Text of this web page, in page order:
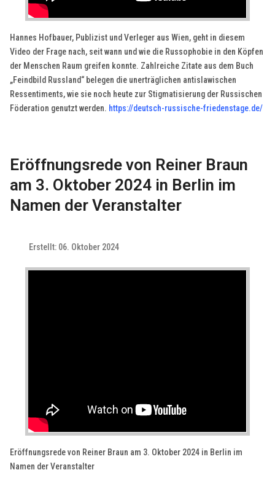
Hannes Hofbauer, Publizist und Verleger aus Wien, geht in diesem
Video der Frage nach, seit wann und wie die Russophobie in den Köpfen
der Menschen Raum greifen konnte. Zahlreiche Zitate aus dem Buch
„Feindbild Russland“ belegen die unerträglichen antislawischen
Ressentiments, wie sie noch heute zur Stigmatisierung der Russischen
Föderation genutzt werden. https://deutsch-russische-friedenstage.de/
Eröffnungsrede von Reiner Braun
am 3. Oktober 2024 in Berlin im
Namen der Veranstalter
Erstellt: 06. Oktober 2024
Eröffnungsrede von Reiner Braun am 3. Oktober 2024 in Berlin im
Namen der Veranstalter